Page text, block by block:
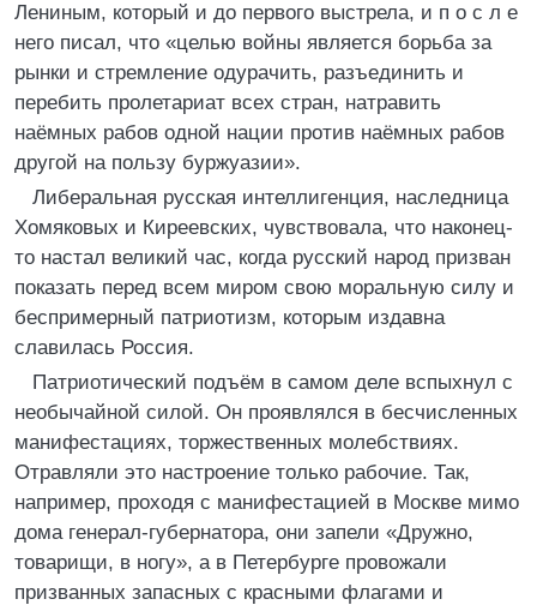
Лениным, который и до первого выстрела, и п о с л е
него писал, что «целью войны является борьба за
рынки и стремление одурачить, разъединить и
перебить пролетариат всех стран, натравить
наёмных рабов одной нации против наёмных рабов
другой на пользу буржуазии».
Либеральная русская интеллигенция, наследница
Хомяковых и Киреевских, чувствовала, что наконец-
то настал великий час, когда русский народ призван
показать перед всем миром свою моральную силу и
беспримерный патриотизм, которым издавна
славилась Россия.
Патриотический подъём в самом деле вспыхнул с
необычайной силой. Он проявлялся в бесчисленных
манифестациях, торжественных молебствиях.
Отравляли это настроение только рабочие. Так,
например, проходя с манифестацией в Москве мимо
дома генерал-губернатора, они запели «Дружно,
товарищи, в ногу», а в Петербурге провожали
призванных запасных с красными флагами и